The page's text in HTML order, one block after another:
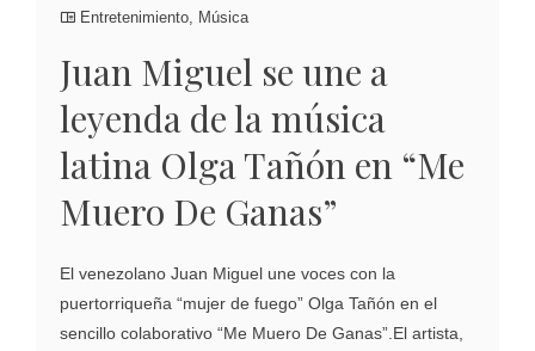
Entretenimiento Música
Juan Miguel se une a
leyenda de la música
latina Olga Tañón en “Me
Muero De Ganas”
El venezolano Juan Miguel une voces con la
puertorriqueña “mujer de fuego” Olga Tañón en el
sencillo colaborativo “Me Muero De Ganas”.El artista,